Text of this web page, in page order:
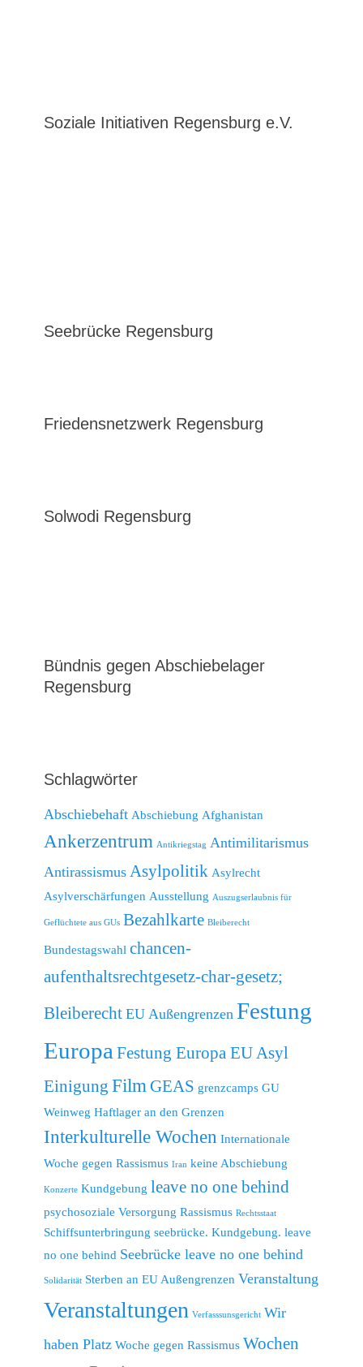
Soziale Initiativen Regensburg e.V.
Seebrücke Regensburg
Friedensnetzwerk Regensburg
Solwodi Regensburg
Bündnis gegen Abschiebelager
Regensburg
Schlagwörter
Abschiebehaft Abschiebung Afghanistan
Ankerzentrum Antikriegstag Antimilitarismus
Antirassismus Asylpolitik Asylrecht
Asylverschärfungen Ausstellung Auszugserlaubnis für
Geflüchtete aus GUs Bezahlkarte Bleiberecht
Bundestagswahl chancen-
aufenthaltsrechtgesetz-char-gesetz;
Bleiberecht EU Außengrenzen Festung
Europa Festung Europa EU Asyl
Einigung Film GEAS grenzcamps GU
Weinweg Haftlager an den Grenzen
Interkulturelle Wochen Internationale
Woche gegen Rassismus Iran keine Abschiebung
Konzerte Kundgebung leave no one behind
psychosoziale Versorgung Rassismus Rechtsstaat
Schiffsunterbringung seebrücke. Kundgebung. leave
no one behind Seebrücke leave no one behind
Solidarität Sterben an EU Außengrenzen Veranstaltung
Veranstaltungen Verfasssunsgericht Wir
haben Platz Woche gegen Rassismus Wochen